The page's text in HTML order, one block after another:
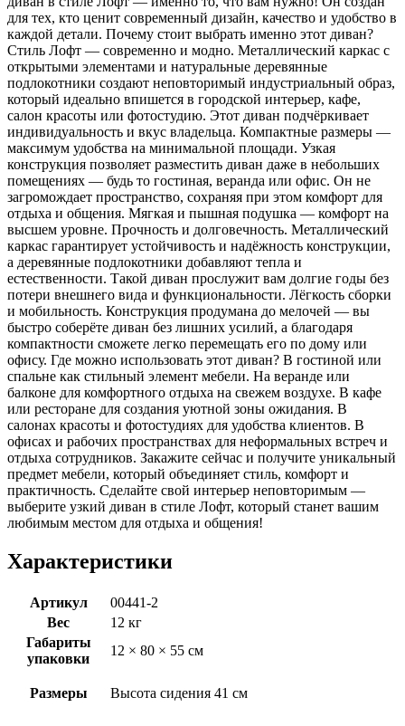
для тех, кто ценит современный дизайн, качество и удобство в
каждой детали. Почему стоит выбрать именно этот диван?
Стиль Лофт — современно и модно. Металлический каркас с
открытыми элементами и натуральные деревянные
подлокотники создают неповторимый индустриальный образ,
который идеально впишется в городской интерьер, кафе,
салон красоты или фотостудию. Этот диван подчёркивает
индивидуальность и вкус владельца. Компактные размеры —
максимум удобства на минимальной площади. Узкая
конструкция позволяет разместить диван даже в небольших
помещениях — будь то гостиная, веранда или офис. Он не
загромождает пространство, сохраняя при этом комфорт для
отдыха и общения. Мягкая и пышная подушка — комфорт на
высшем уровне. Прочность и долговечность. Металлический
каркас гарантирует устойчивость и надёжность конструкции,
а деревянные подлокотники добавляют тепла и
естественности. Такой диван прослужит вам долгие годы без
потери внешнего вида и функциональности. Лёгкость сборки
и мобильность. Конструкция продумана до мелочей — вы
быстро соберёте диван без лишних усилий, а благодаря
компактности сможете легко перемещать его по дому или
офису. Где можно использовать этот диван? В гостиной или
спальне как стильный элемент мебели. На веранде или
балконе для комфортного отдыха на свежем воздухе. В кафе
или ресторане для создания уютной зоны ожидания. В
салонах красоты и фотостудиях для удобства клиентов. В
офисах и рабочих пространствах для неформальных встреч и
отдыха сотрудников. Закажите сейчас и получите уникальный
предмет мебели, который объединяет стиль, комфорт и
практичность. Сделайте свой интерьер неповторимым —
выберите узкий диван в стиле Лофт, который станет вашим
любимым местом для отдыха и общения!
Характеристики
Артикул
00441-2
Вес
12 кг
Габариты
упаковки
12 × 80 × 55 см
Размеры Высота сидения 41 см